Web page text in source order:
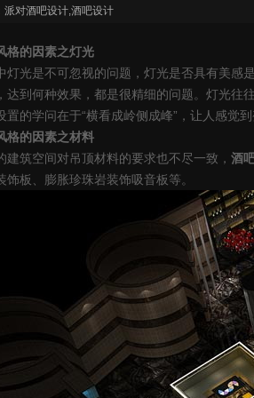
派对酒吧设计,酒吧设计
格的因素之灯光
灯光是不可忽视的问题，灯光是否具有美感
达到何种效果，都是很精细的问题。灯光往
置的学问在于“横看成岭侧成峰” ，让人感觉
格的因素之材料
建筑空间对吊顶材料的要求也不尽一致， 酒
饰板、膨胀珍珠岩装饰吸音板等。